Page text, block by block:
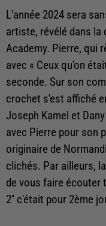
L'année 2024 sera
artiste, révélé dans la
Academy. Pierre, qui
avec « Ceux qu'on
seconde. Sur son
crochet s'est affiché
Joseph Kamel et
avec Pierre pour son
originaire de
clichés. Par ailleurs,
de vous faire écouter
2'' c'était pour 2ème